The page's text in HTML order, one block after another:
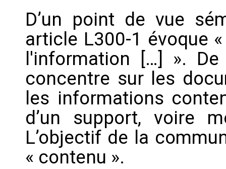
D’un point de vue
article L300-1 évoque
l'information […] ».
concentre sur les
les informations
d’un support, voire
L’objectif de la
« contenu ».